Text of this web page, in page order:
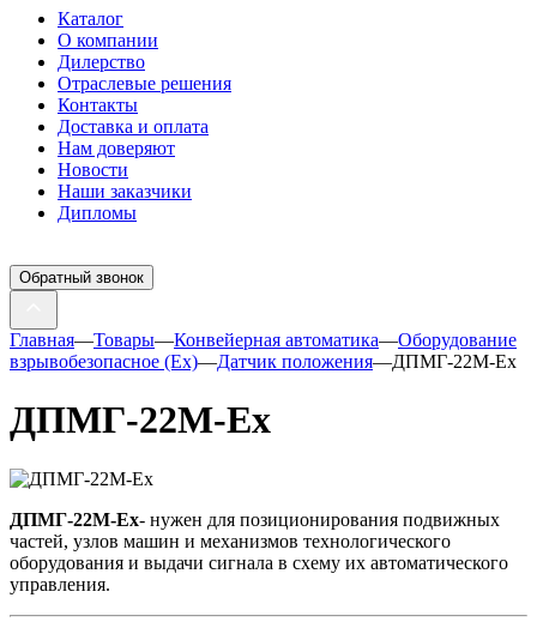
Каталог
О компании
Дилерство
Отраслевые решения
Контакты
Доставка и оплата
Нам доверяют
Новости
Наши заказчики
Дипломы
Обратный звонок
Главная—Товары—Конвейерная автоматика—Оборудование
взрывобезопасное (Ex)—Датчик положения—ДПМГ-22M-Ех
ДПМГ-22M-Ех
ДПМГ-22M-Ех- нужен для позиционирования подвижных
частей, узлов машин и механизмов технологического
оборудования и выдачи сигнала в схему их автоматического
управления.